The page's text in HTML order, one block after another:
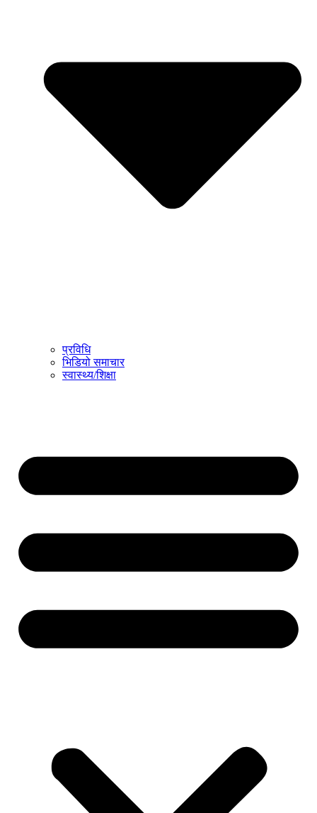
प्रविधि
भिडियो समाचार
स्वास्थ्य/शिक्षा